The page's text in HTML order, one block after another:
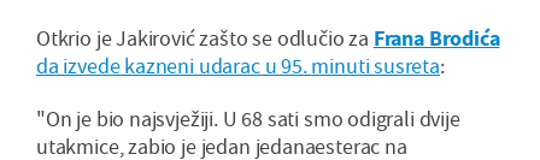
Otkrio je Jakirović zašto se odlučio za Frana Brodića
da izvede kazneni udarac u 95. minuti susreta:
"On je bio najsvježiji. U 68 sati smo odigrali dvije
utakmice, zabio je jedan jedanaesterac na